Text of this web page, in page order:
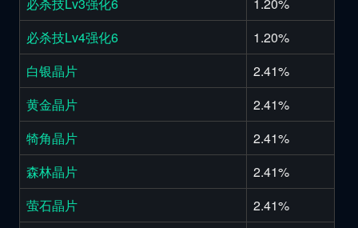
必杀技Lv4强化6
1.20%
白银晶片
2.41%
黄金晶片
2.41%
犄角晶片
2.41%
森林晶片
2.41%
萤石晶片
2.41%